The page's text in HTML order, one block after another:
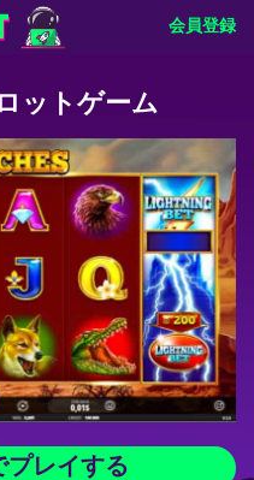
会員登録
ットゲーム
プレイする